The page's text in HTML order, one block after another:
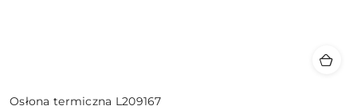
Osłona termiczna L209167